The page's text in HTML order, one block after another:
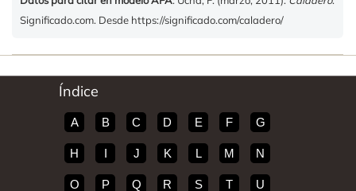
Significado.com. Desde https://significado.com/caladero/
Índice
A B C D E F G
H I J K L M N
O P Q R S T U